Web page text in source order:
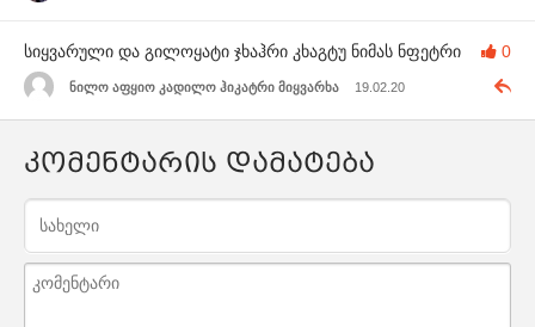
0
სიყვარული და გილოყატი ჯხაჰრი კხაგტუ ნიმას ნფეტრი
ნილო აფყიო კადილო ჰიკატრი მიყვარხა 19.02.20
კომენტარის დამატება